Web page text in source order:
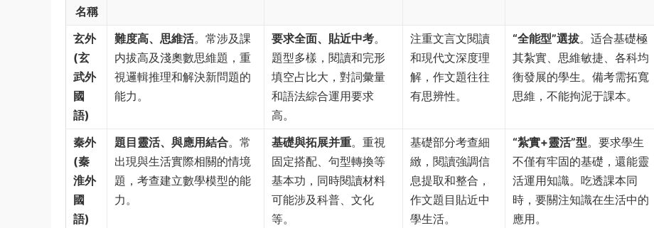
名稱
玄外
(玄
武外
國
語)
難度高、思維活。常涉及課
内拔高及淺奧數思維題，重
視邏輯推理和解決新問題的
能力。
要求全面、貼近中考。
題型多樣，閱讀和完形
填空占比大，對詞彙量
和語法綜合運用要求
高。
注重文言文閱讀
和現代文深度理
解，作文題往往
有思辨性。
“全能型”選拔。适合基礎極
其紮實、思維敏捷、各科均
衡發展的學生。備考需拓寬
思維，不能拘泥于課本。
秦外
(秦
淮外
國
語)
題目靈活、與應用結合。常
出現與生活實際相關的情境
題，考查建立數學模型的能
力。
基礎與拓展并重。重視
固定搭配、句型轉換等
基本功，同時閱讀材料
可能涉及科普、文化
等。
基礎部分考查細
緻，閱讀強調信
息提取和整合，
作文題目貼近中
學生活。
“紮實+靈活”型。要求學生
不僅有牢固的基礎，還能靈
活運用知識。吃透課本同
時，要關注知識在生活中的
應用。